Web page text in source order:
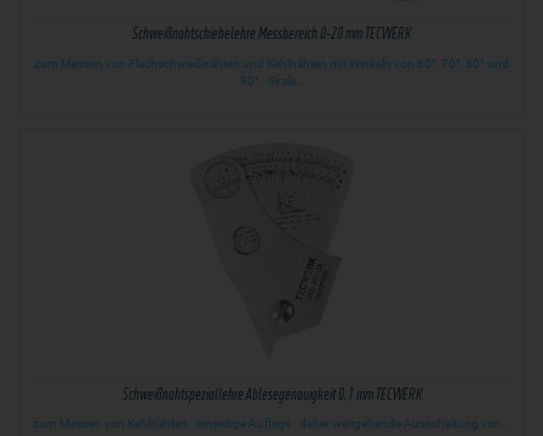
Schweißnahtschiebelehre Messbereich 0-20 mm TECWERK
zum Messen von Flachschweißnähten und Kehlnähten mit Winkeln von 60°, 70°, 80° und
90° · Skala…
Schweißnahtspeziallehre Ablesegenauigkeit 0,1 mm TECWERK
zum Messen von Kehlnähten · einseitige Auflage · daher weitgehende Ausschaltung von…